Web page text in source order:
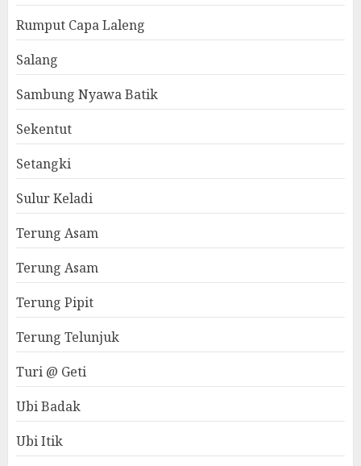
Rumput Capa Laleng
Salang
Sambung Nyawa Batik
Sekentut
Setangki
Sulur Keladi
Terung Asam
Terung Asam
Terung Pipit
Terung Telunjuk
Turi @ Geti
Ubi Badak
Ubi Itik